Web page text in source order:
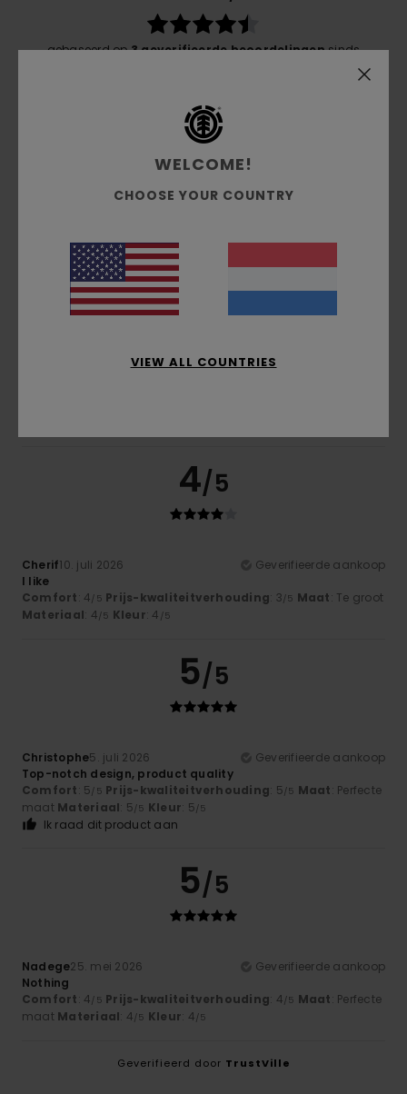
gebaseerd op3 geverifieerde beoordelingensinds
Comfort
4.3
Maat
Te klein Te groot
Kleur
4/5
Cherif10. juli 2026
Geverifieerde aankoop
I like
Comfort: 4/5 Prijs-kwaliteitverhouding: 3/5 Maat: Te groot
Materiaal: 4/5 Kleur: 4 /5
5/5
Christophe5. juli 2026
Geverifieerde aankoop
Top-notch design, product quality
Comfort: 5/5 Prijs-kwaliteitverhouding: 5/5 Maat: Perfecte
maat Materiaal: 5/5 Kleur: 5/5
Ik raad dit product aan
5/5
Nadege25. mei 2026
Geverifieerde aankoop
Nothing
Comfort: 4/5 Prijs-kwaliteitverhouding: 4/5 Maat: Perfecte
maat Materiaal: 4/5 Kleur: 4/5
Geverifieerd door TrustVille
WELCOME!
CHOOSE YOUR COUNTRY
VIEW ALL COUNTRIES